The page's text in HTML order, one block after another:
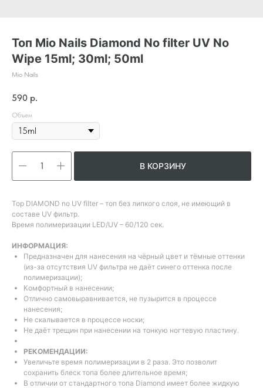
Топ Mio Nails Diamond No filter UV No
Wipe 15ml; 30ml; 50ml
Mio Nails
590 р.
Объем
В КОРЗИНУ
Top DIAMOND no UV filter – топ без липкого слоя, не имеющий в
составе UV фильтр.
Время полимеризации LED/UV – 60/120 сек.
ИНФОРМАЦИЯ:
Предназначен для нанесения на чёрный цвет и тёмные оттенки
(из-за отсутствия UV фильтра не даёт синего оттенка после
полимеризации);
Комфортный в нанесении;
Отлично самовыравнивается, не пузырится в процессе
нанесения;
Не скалывается в процессе носки;
Не даёт трещин при нанесении на тонкую ногтевую пластину.
РЕКОМЕНДАЦИИ:
Увеличьте время полимеризации в 2 раза. Это позволит
сохранить блеск топа более длительное время;
В отличии от стандартного топа Diamond имеет более жидкую